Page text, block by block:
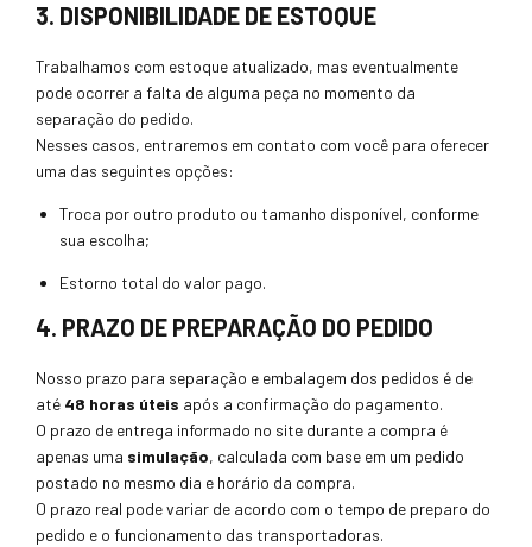
3. DISPONIBILIDADE DE ESTOQUE
Trabalhamos com estoque atualizado, mas eventualmente
pode ocorrer a falta de alguma peça no momento da
separação do pedido.
Nesses casos, entraremos em contato com você para oferecer
uma das seguintes opções:
Troca por outro produto ou tamanho disponível, conforme
sua escolha;
Estorno total do valor pago.
4. PRAZO DE PREPARAÇÃO DO PEDIDO
Nosso prazo para separação e embalagem dos pedidos é de
até 48 horas úteis após a confirmação do pagamento.
O prazo de entrega informado no site durante a compra é
apenas uma simulação, calculada com base em um pedido
postado no mesmo dia e horário da compra.
O prazo real pode variar de acordo com o tempo de preparo do
pedido e o funcionamento das transportadoras.